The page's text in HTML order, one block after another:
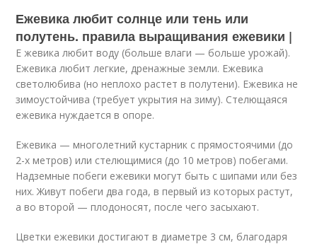
Ежевика любит солнце или тень или
полутень. правила выращивания ежевики |
Е жевика любит воду (больше влаги — больше урожай).
Ежевика любит легкие, дренажные земли. Ежевика
светолюбива (но неплохо растет в полутени). Ежевика не
зимоустойчива (требует укрытия на зиму). Стелющаяся
ежевика нуждается в опоре.
Ежевика — многолетний кустарник с прямостоячими (до
2-х метров) или стелющимися (до 10 метров) побегами.
Надземные побеги ежевики могут быть с шипами или без
них. Живут побеги два года, в первый из которых растут,
а во второй — плодоносят, после чего засыхают.
Цветки ежевики достигают в диаметре 3 см, благодаря